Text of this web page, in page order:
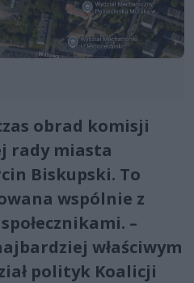
obrad komisji
rady miasta
Biskupski. To
wspólnie z
–
właściwym
polityk Koalicji